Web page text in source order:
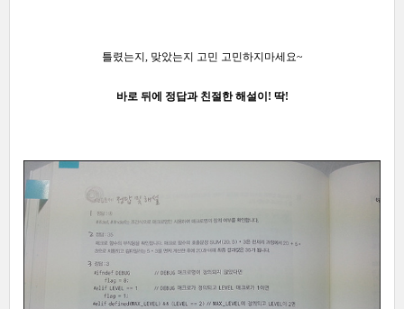
틀렸는지, 맞았는지 고민 고민하지마세요~
바로 뒤에 정답과 친절한 해설이! 딱!